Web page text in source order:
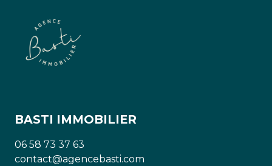
BASTI IMMOBILIER
06 58 73 37 63
contact@agencebasti.com